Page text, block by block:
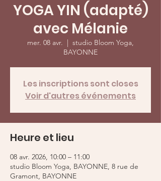
YOGA YIN (adapté)
avec Mélanie
mer. 08 avr.
  |
studio Bloom Yoga,
BAYONNE
Les inscriptions sont closes
Voir d'autres événements
Heure et lieu
08 avr. 2026, 10:00 – 11:00
studio Bloom Yoga, BAYONNE, 8 rue de
Gramont, BAYONNE